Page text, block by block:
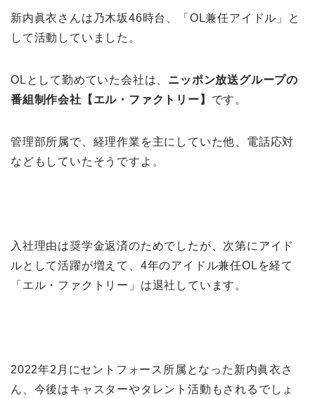
新内眞衣さんは乃木坂46時台、「OL兼任アイドル」と
して活動していました。
OLとして勤めていた会社は、 ニッポン放送グループの
番組制作会社【エル・ファクトリー】 です。
管理部所属で、経理作業を主にしていた他、電話応対
などもしていたそうですよ。
入社理由は奨学金返済のためでしたが、次第にアイド
ルとして活躍が増えて、4年のアイドル兼任OLを経て
「エル・ファクトリー」は退社しています。
2022年2月にセントフォース所属となった新内眞衣さ
ん、今後はキャスターやタレント活動もされるでしょ